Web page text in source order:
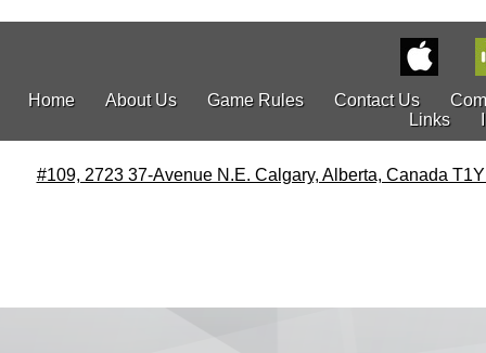
Home About Us Game Rules Contact Us
Links
#109, 2723 37-Avenue N.E. Calgary, Alberta, Canada